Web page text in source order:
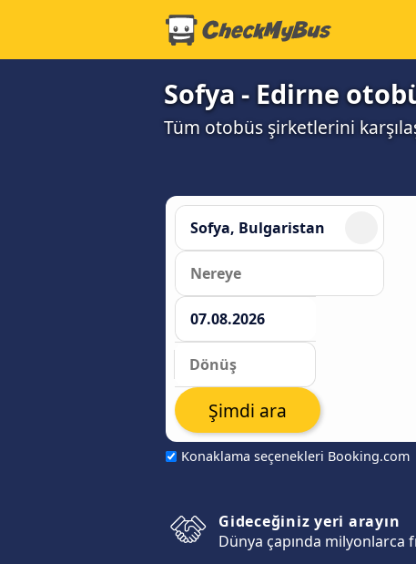
Sofya - Edirne
Tüm otobüs şirketlerini
Konaklama seçenekleri Booking.com
Şimdi ara
Gideceğiniz yeri arayın
Dünya çapında milyonlarca